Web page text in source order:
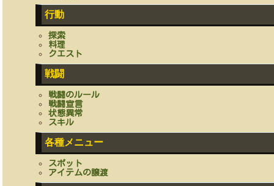
行動
探索
料理
クエスト
戦闘
戦闘のルール
戦闘宣言
状態異常
スキル
各種メニュー
スポット
アイテムの譲渡